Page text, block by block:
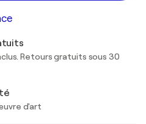
Retours gratuits sous 30
d'art